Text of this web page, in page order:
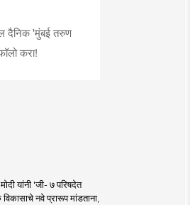
दैनिक 'मुंबई तरुण
करा!
यांनी 'जी- ७ परिषदेत
नवे प्रारूप मांडताना,